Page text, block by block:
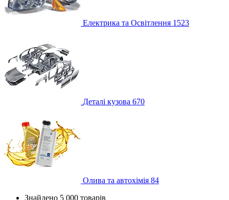
Електрика та Освітлення 1523
Деталі кузова 670
Олива та автохімія 84
Знайдено 5 000 товарів